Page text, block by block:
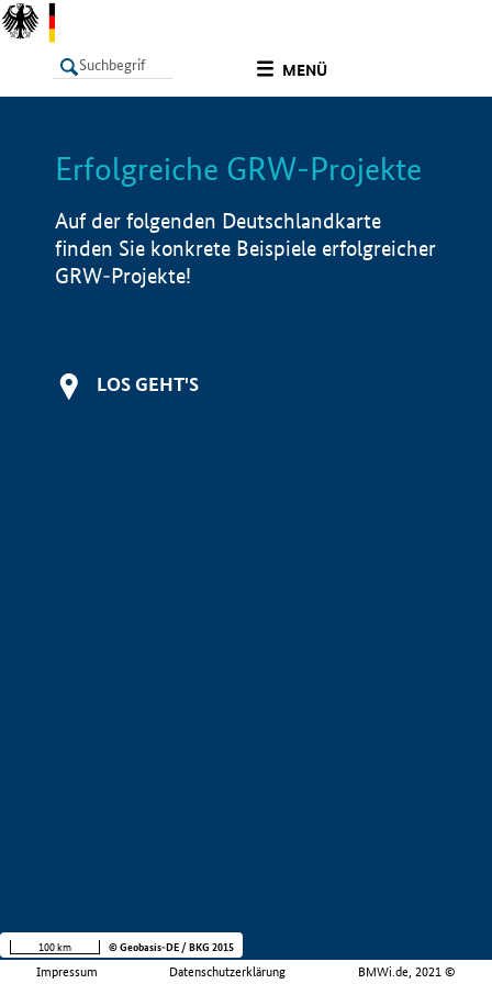
MENÜ
LISTE Info
Erfolgreiche GRW-Projekte
Auf der folgenden Deutschlandkarte
finden Sie konkrete Beispiele erfolgreicher
GRW-Projekte!
LOS GEHT'S
Impressum Datenschutzerklärung BMWi.de, 2021 ©
100 km © Geobasis-DE / BKG 2015